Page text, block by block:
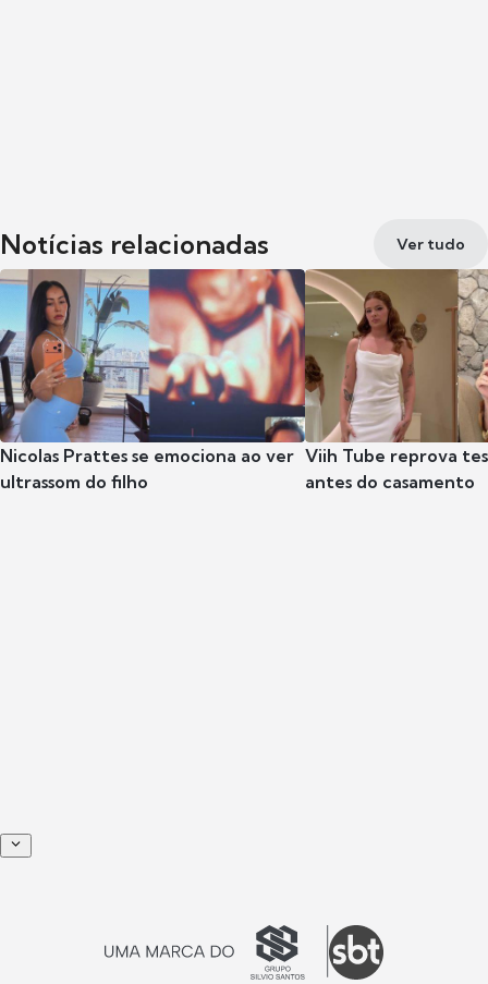
Notícias relacionadas Ver tudo
Nicolas Prattes se emociona ao ver
ultrassom do filho
Viih Tube reprova
antes do casamento